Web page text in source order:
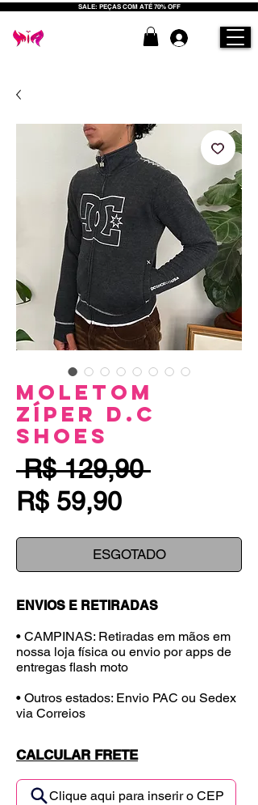
SALE: PEÇAS COM ATÉ 70% OFF
Moletom
Zíper D.C
Shoes
R$ 129,90 Preço
R$ 59,90Preço
promocional
ESGOTADO
ENVIOS E RETIRADAS
• CAMPINAS: Retiradas em mãos em
nossa loja física ou envio por apps de
entregas flash moto
• Outros estados: Envio PAC ou Sedex
via Correios
CALCULAR FRETE
Clique aqui para inserir o CEP